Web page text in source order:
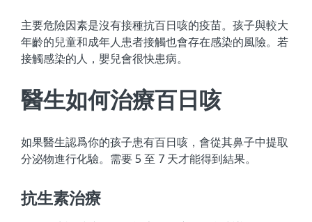
主要危險因素是沒有接種抗百日咳的疫苗。孩子與較大
年齡的兒童和成年人患者接觸也會存在感染的風險。若
接觸感染的人，嬰兒會很快患病。
醫生如何治療百日咳
如果醫生認爲你的孩子患有百日咳，會從其鼻子中提取
分泌物進行化驗。需要 5 至 7 天才能得到結果。
抗生素治療